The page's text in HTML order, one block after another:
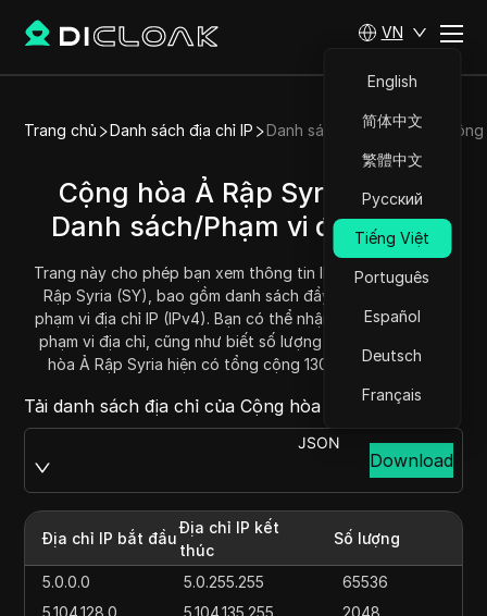
VN
English
简体中文
繁體中文
Русский
Tiếng Việt
Português
Español
Deutsch
Français
Trang chủ Danh sách địa chỉ IP Danh sách địa chỉ IP của
Cộng hòa Ả Rập Syria (SY) -
Danh sách/Phạm vi địa chỉ IP
Trang này cho phép bạn xem thông tin IP của Cộng hòa Ả
Rập Syria (SY), bao gồm danh sách đầy đủ địa chỉ IP và
phạm vi địa chỉ IP (IPv4). Bạn có thể nhận và sao chép mỗi
phạm vi địa chỉ, cũng như biết số lượng của chúng. Cộng
hòa Ả Rập Syria hiện có tổng cộng 1309440 địa chỉ IP.
Tải danh sách địa chỉ của Cộng hòa Ả Rập Syria tại:
JSON
Download
Địa chỉ IP bắt đầu
Địa chỉ IP kết
thúc
Số lượng
5.0.0.0 5.0.255.255
65536
5.104.128.0
5.104.135.255
2048